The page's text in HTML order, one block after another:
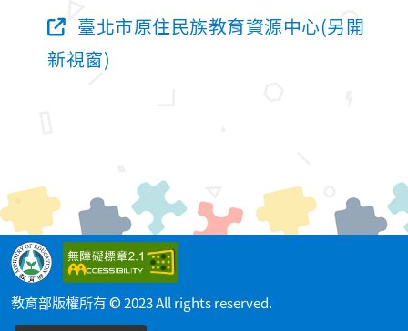
臺北市原住民族教育資源中心(另開
新視窗)
教育部版權所有 © 2023 All rights reserved.